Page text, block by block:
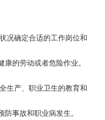
况确定合适的工作岗位和
的劳动或者危险作业。
生产、职业卫生的教育和
事故和职业病发生。